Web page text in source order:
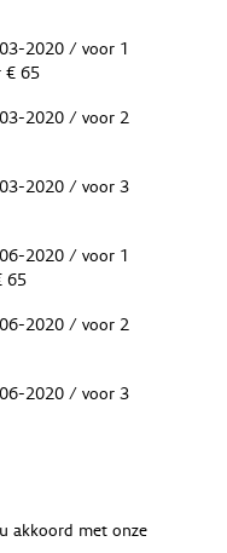
2020 / voor 1
€ 65
2020 / voor 2
2020 / voor 3
2020 / voor 1
65
2020 / voor 2
2020 / voor 3
akkoord met onze